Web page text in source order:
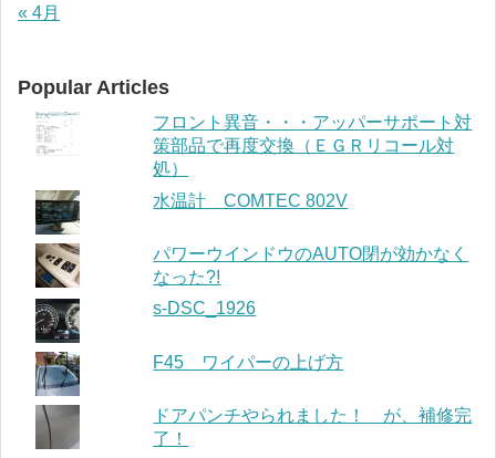
« 4月
Popular Articles
フロント異音・・・アッパーサポート対
策部品で再度交換（ＥＧＲリコール対
処）
水温計 COMTEC 802V
パワーウインドウのAUTO閉が効かなく
なった?!
s-DSC_1926
F45 ワイパーの上げ方
ドアパンチやられました！ が、補修完
了！